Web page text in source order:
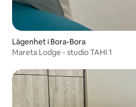
Lägenhet i Bora-Bora
Mareta Lodge - studio TAHI 1